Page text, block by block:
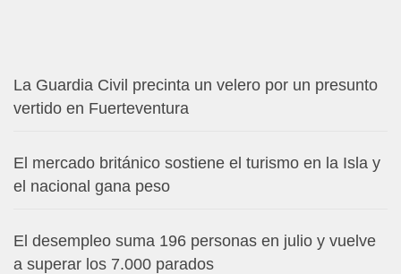
La Guardia Civil precinta un velero por un presunto
vertido en Fuerteventura
El mercado británico sostiene el turismo en la Isla y
el nacional gana peso
El desempleo suma 196 personas en julio y vuelve
a superar los 7.000 parados